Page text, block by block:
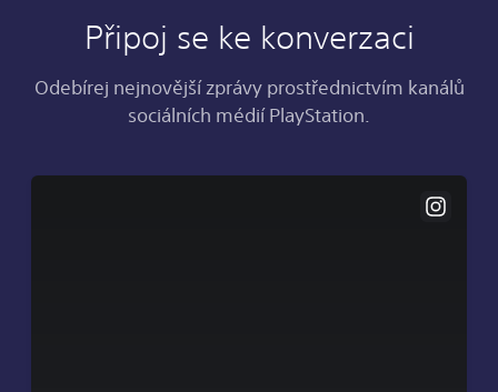
Připoj se ke konverzaci
Odebírej nejnovější zprávy prostřednictvím kanálů
sociálních médií PlayStation.